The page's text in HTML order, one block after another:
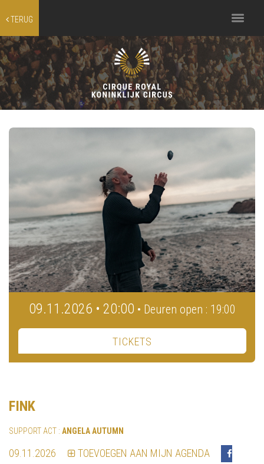
TERUG
Toggle
navigation
09.11.2026 • 20:00 • Deuren open : 19:00
TICKETS
FINK
SUPPORT ACT : ANGELA AUTUMN
09.11.2026 TOEVOEGEN AAN MIJN AGENDA